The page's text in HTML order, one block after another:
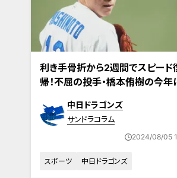
利き手骨折から2週間でスピード
帰！不屈の投手・橋本侑樹の今年
中日ドラゴンズ
サンドラコラム
2024/08/05
スポーツ 中日ドラゴンズ